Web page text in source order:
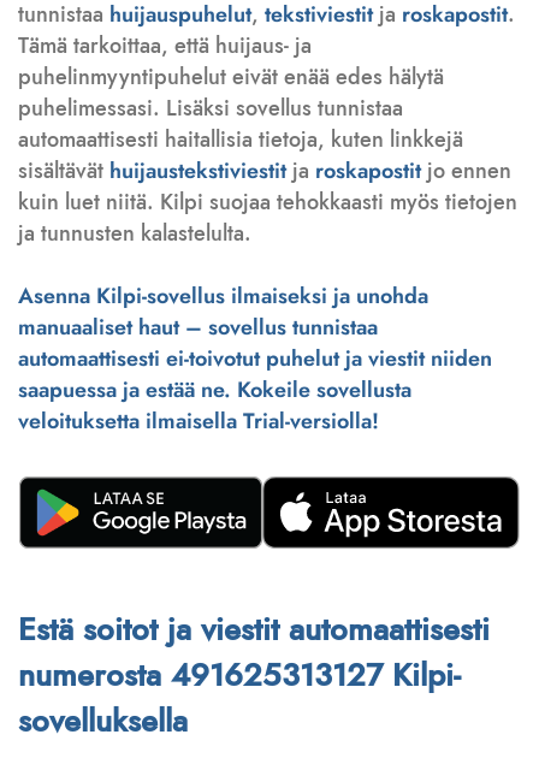
tunnistaa huijauspuhelut, tekstiviestitja roskapostit.
Tämä tarkoittaa, että huijaus- ja
puhelinmyyntipuhelut eivät enää edes hälytä
puhelimessasi. Lisäksi sovellus tunnistaa
automaattisesti haitallisia tietoja, kuten linkkejä
sisältävät huijaustekstiviestitja roskapostitjo ennen
kuin luet niitä. Kilpi suojaa tehokkaasti myös tietojen
ja tunnusten kalastelulta.
Asenna Kilpi-sovellus ilmaiseksi ja unohda
manuaaliset haut – sovellus tunnistaa
automaattisesti ei-toivotut puhelut ja viestit niiden
saapuessa ja estää ne. Kokeile sovellusta
veloituksetta ilmaisella Trial-versiolla!
Estä soitot ja viestit automaattisesti
numerosta 491625313127 Kilpi-
sovelluksella